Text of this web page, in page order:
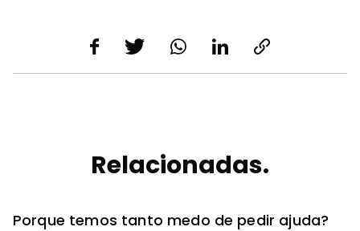
Relacionadas.
Porque temos tanto medo de pedir ajuda?